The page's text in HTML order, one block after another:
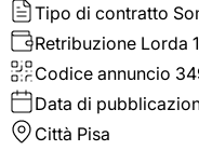
Tipo di contratto
Retribuzione Lorda
Codice annuncio
Data di
Città Pisa